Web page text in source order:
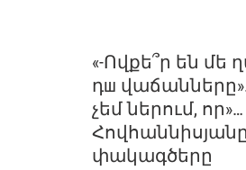
«-Ովքե՞ր են մե
դш
չեմ ներում,
փակագծերը